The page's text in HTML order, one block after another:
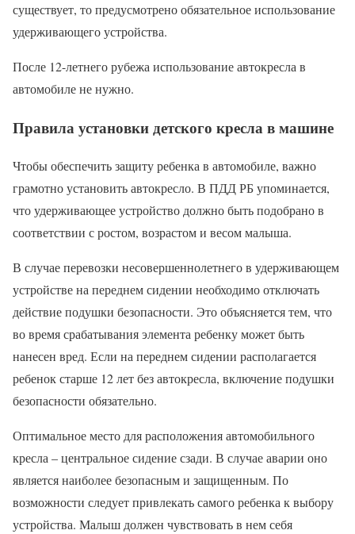
существует, то предусмотрено обязательное использование
удерживающего устройства.
После 12-летнего рубежа использование автокресла в
автомобиле не нужно.
Правила установки детского кресла в машине
Чтобы обеспечить защиту ребенка в автомобиле, важно
грамотно установить автокресло. В ПДД РБ упоминается,
что удерживающее устройство должно быть подобрано в
соответствии с ростом, возрастом и весом малыша.
В случае перевозки несовершеннолетнего в удерживающем
устройстве на переднем сидении необходимо отключать
действие подушки безопасности. Это объясняется тем, что
во время срабатывания элемента ребенку может быть
нанесен вред. Если на переднем сидении располагается
ребенок старше 12 лет без автокресла, включение подушки
безопасности обязательно.
Оптимальное место для расположения автомобильного
кресла – центральное сидение сзади. В случае аварии оно
является наиболее безопасным и защищенным. По
возможности следует привлекать самого ребенка к выбору
устройства. Малыш должен чувствовать в нем себя